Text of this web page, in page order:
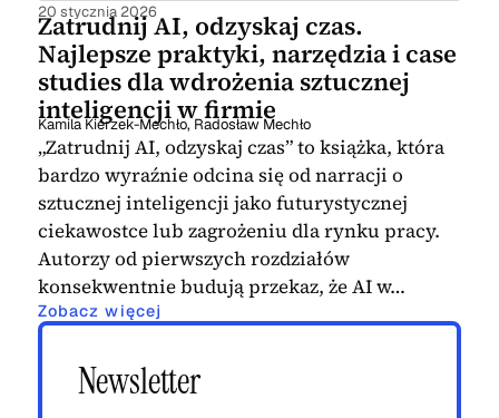
20 stycznia 2026
Zatrudnij AI, odzyskaj czas.
Najlepsze praktyki, narzędzia i case
studies dla wdrożenia sztucznej
inteligencji w firmie
Kamila Kierzek-Mechło,Radosław Mechło
„Zatrudnij AI, odzyskaj czas” to książka, która
bardzo wyraźnie odcina się od narracji o
sztucznej inteligencji jako futurystycznej
ciekawostce lub zagrożeniu dla rynku pracy.
Autorzy od pierwszych rozdziałów
konsekwentnie budują przekaz, że AI w…
Zobacz więcej
Newsletter